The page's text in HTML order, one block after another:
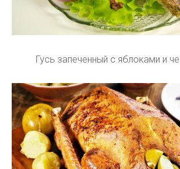
Гусь запеченный с яблоками и